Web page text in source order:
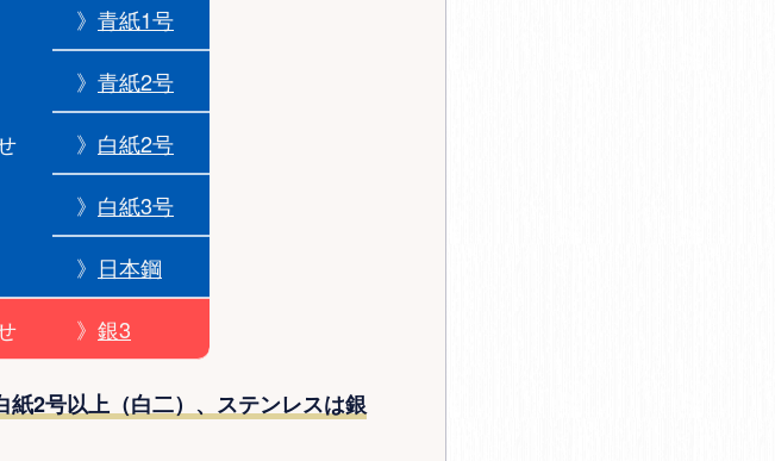
》 青紙1号
》 青紙2号
》 白紙2号
》 白紙3号
》 日本鋼
》 銀3
紙2号以上（白二）、ステンレスは銀